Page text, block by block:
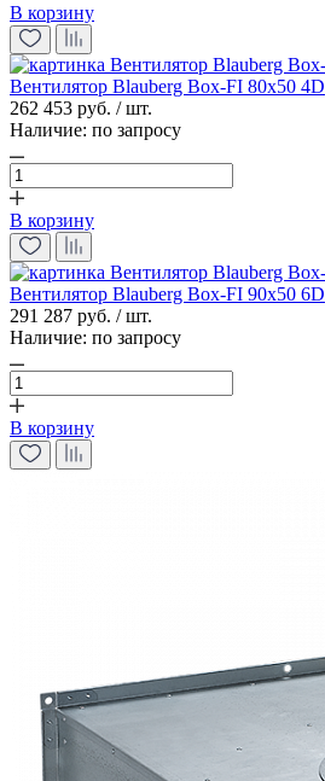
В корзину
Вентилятор Blauberg Box-FI 80x50 4D
262 453 руб. / шт.
Наличие: по запросу
В корзину
Вентилятор Blauberg Box-FI 90х50 6D
291 287 руб. / шт.
Наличие: по запросу
В корзину